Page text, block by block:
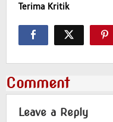
Terima Kritik
Comment
Leave a Reply